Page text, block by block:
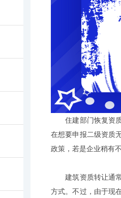
住建部门恢复资质
在想要申报二级资质
政策，若是企业稍有
建筑资质转让通常
方式。不过，由于现